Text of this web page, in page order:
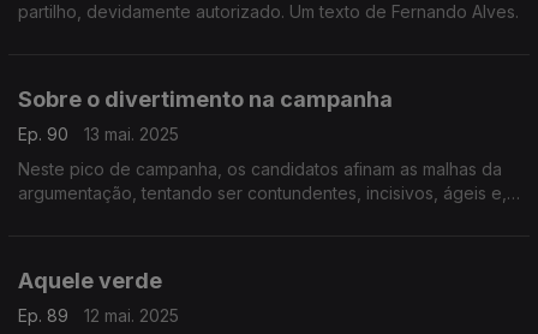
partilho, devidamente autorizado. Um texto de Fernando Alves.
Sobre o divertimento na campanha
Ep. 90
13 mai. 2025
Neste pico de campanha, os candidatos afinam as malhas da
argumentação, tentando ser contundentes, incisivos, ágeis e,
Aquele verde
Ep. 89
12 mai. 2025